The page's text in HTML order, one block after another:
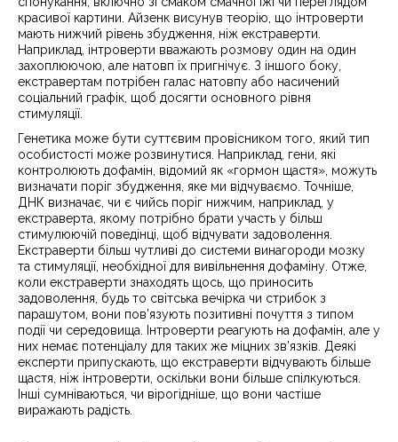
красивої картини. Айзенк висунув теорію, що інтроверти
мають нижчий рівень збудження, ніж екстраверти.
Наприклад, інтроверти вважають розмову один на один
захоплюючою, але натовп їх пригнічує. З іншого боку,
екстравертам потрібен галас натовпу або насичений
соціальний графік, щоб досягти основного рівня
стимуляції.
Генетика може бути суттєвим провісником того, який тип
особистості може розвинутися. Наприклад, гени, які
контролюють дофамін, відомий як «гормон щастя», можуть
визначати поріг збудження, яке ми відчуваємо. Точніше,
ДНК визначає, чи є чийсь поріг нижчим, наприклад, у
екстраверта, якому потрібно брати участь у більш
стимулюючій поведінці, щоб відчувати задоволення.
Екстраверти більш чутливі до системи винагороди мозку
та стимуляції, необхідної для вивільнення дофаміну. Отже,
коли екстраверти знаходять щось, що приносить
задоволення, будь то світська вечірка чи стрибок з
парашутом, вони пов’язують позитивні почуття з типом
події чи середовища. Інтроверти реагують на дофамін, але у
них немає потенціалу для таких же міцних зв’язків. Деякі
експерти припускають, що екстраверти відчувають більше
щастя, ніж інтроверти, оскільки вони більше спілкуються.
Інші сумніваються, чи вірогідніше, що вони частіше
виражають радість.